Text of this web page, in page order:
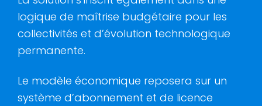
logique de maîtrise budgétaire pour les
collectivités et d’évolution technologique
permanente.
Le modèle économique reposera sur un
système d’abonnement et de licence